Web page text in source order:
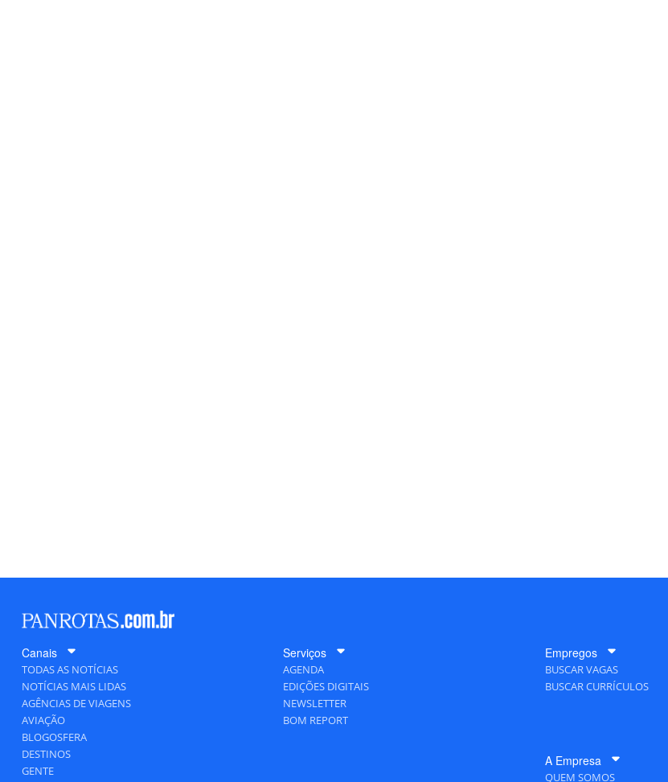
Canais
TODAS AS NOTÍCIAS
NOTÍCIAS MAIS LIDAS
AGÊNCIAS DE VIAGENS
AVIAÇÃO
BLOGOSFERA
DESTINOS
GENTE
Serviços
AGENDA
EDIÇÕES DIGITAIS
NEWSLETTER
BOM REPORT
Empregos
BUSCAR VAGAS
BUSCAR CURRÍCULOS
A Empresa
QUEM SOMOS